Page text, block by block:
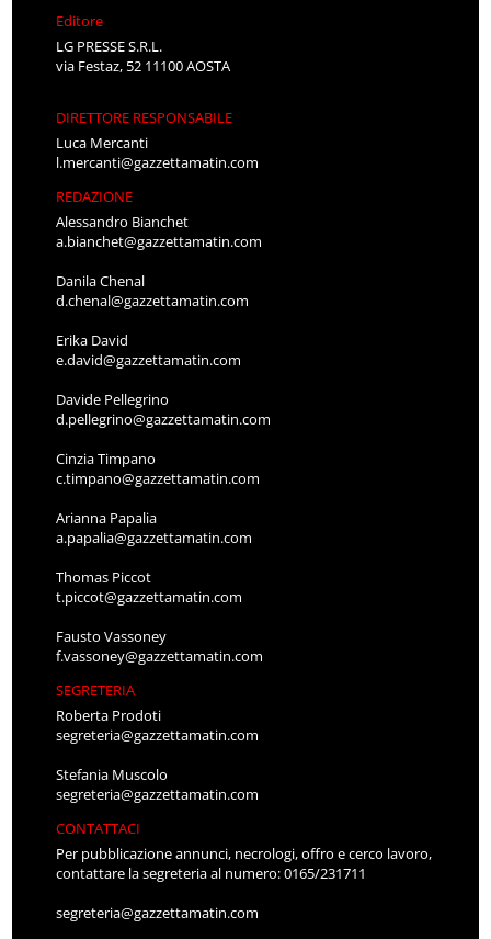
Editore
LG PRESSE S.R.L.
via Festaz, 52 11100 AOSTA
DIRETTORE RESPONSABILE
Luca Mercanti
l.mercanti@gazzettamatin.com
REDAZIONE
Alessandro Bianchet
a.bianchet@gazzettamatin.com
Danila Chenal
d.chenal@gazzettamatin.com
Erika David
e.david@gazzettamatin.com
Davide Pellegrino
d.pellegrino@gazzettamatin.com
Cinzia Timpano
c.timpano@gazzettamatin.com
Arianna Papalia
a.papalia@gazzettamatin.com
Thomas Piccot
t.piccot@gazzettamatin.com
Fausto Vassoney
f.vassoney@gazzettamatin.com
SEGRETERIA
Roberta Prodoti
segreteria@gazzettamatin.com
Stefania Muscolo
segreteria@gazzettamatin.com
CONTATTACI
Per pubblicazione annunci, necrologi, offro e cerco lavoro,
contattare la segreteria al numero: 0165/231711
segreteria@gazzettamatin.com